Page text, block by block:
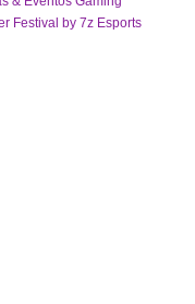
Festival by ‪7z Esports